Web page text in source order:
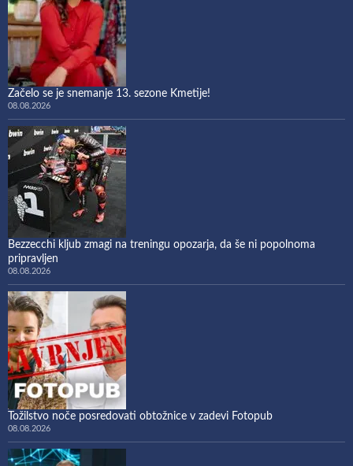
Začelo se je snemanje 13. sezone Kmetije!
08.08.2026
Bezzecchi kljub zmagi na treningu opozarja, da še ni popolnoma
pripravljen
08.08.2026
Tožilstvo noče posredovati obtožnice v zadevi Fotopub
08.08.2026